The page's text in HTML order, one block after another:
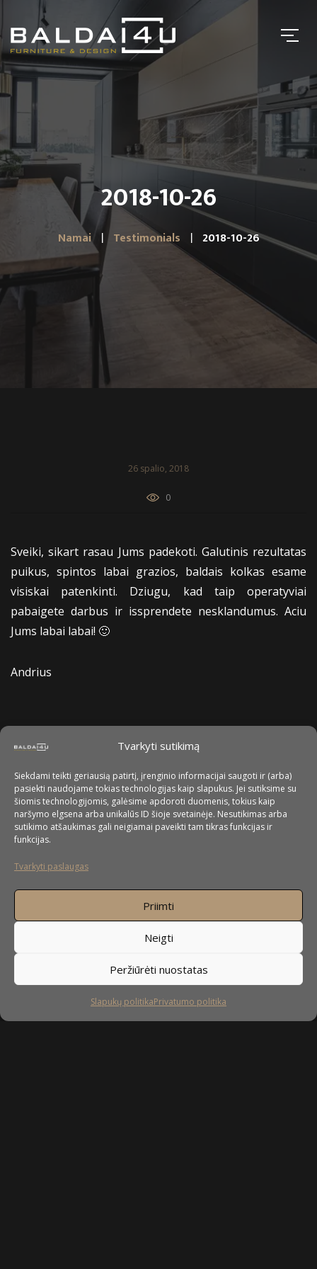
Tvarkyti sutikimą
Siekdami teikti geriausią patirtį, įrenginio informacijai saugoti ir (arba)
pasiekti naudojame tokias technologijas kaip slapukus. Jei sutiksime su
šiomis technologijomis, galėsime apdoroti duomenis, tokius kaip
naršymo elgsena arba unikalūs ID šioje svetainėje. Nesutikimas arba
sutikimo atšaukimas gali neigiamai paveikti tam tikras funkcijas ir
funkcijas.
Tvarkyti paslaugas
Priimti
Neigti
Peržiūrėti nuostatas
Slapukų politikaPrivatumo politika
2018-10-26
Namai Testimonials 2018-10-26
26 spalio, 2018
0
Sveiki, sikart rasau Jums padekoti. Galutinis rezultatas
puikus, spintos labai grazios, baldais kolkas esame
visiskai patenkinti. Dziugu, kad taip operatyviai
pabaigete darbus ir issprendete nesklandumus. Aciu
Jums labai labai! 🙂
Andrius
Sekite mus